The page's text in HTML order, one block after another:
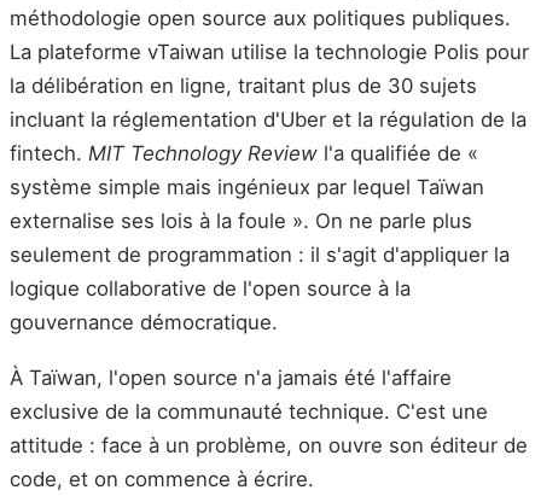
méthodologie open source aux politiques publiques.
La plateforme vTaiwan utilise la technologie Polis pour
la délibération en ligne, traitant plus de 30 sujets
incluant la réglementation d'Uber et la régulation de la
fintech. MIT Technology Review l'a qualifiée de «
système simple mais ingénieux par lequel Taïwan
externalise ses lois à la foule ». On ne parle plus
seulement de programmation : il s'agit d'appliquer la
logique collaborative de l'open source à la
gouvernance démocratique.
À Taïwan, l'open source n'a jamais été l'affaire
exclusive de la communauté technique. C'est une
attitude : face à un problème, on ouvre son éditeur de
code, et on commence à écrire.